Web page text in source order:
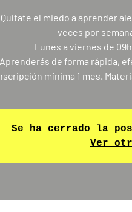
Quítate el miedo a aprender
veces por
Lunes a viernes de
Aprenderás de forma rápida,
mínima 1 mes.
Se ha cerrado la
Ver